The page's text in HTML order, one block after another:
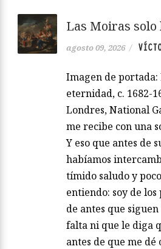
Las Moiras
agosto 09, 2026 /
Imagen de portada:
eternidad, c. 1682-
Londres, National
me recibe con una
Y eso que antes de
habíamos
tímido saludo y
entiendo: soy de los
de antes que
falta ni que le diga
antes de que me